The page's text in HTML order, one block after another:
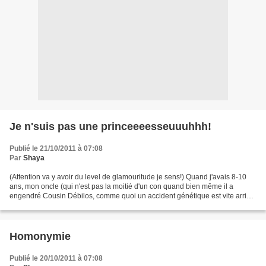
Je n'suis pas une princeeeesseuuuhhh!
Publié le 21/10/2011 à 07:08
Par Shaya
(Attention va y avoir du level de glamouritude je sens!) Quand j'avais 8-10
ans, mon oncle (qui n'est pas la moitié d'un con quand bien même il a
engendré Cousin Débilos, comme quoi un accident génétique est vite arrivé)
Homonymie
Publié le 20/10/2011 à 07:08